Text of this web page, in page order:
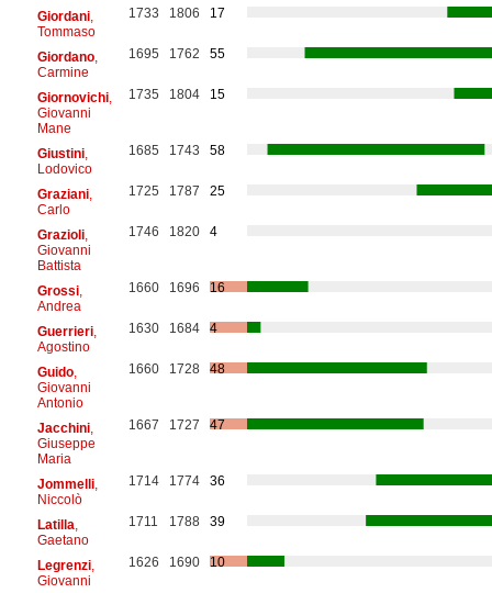
Giordani,
Tommaso
1733 1806 17
Giordano,
Carmine
1695 1762 55
Giornovichi,
Giovanni
Mane
1735 1804 15
Giustini,
Lodovico
1685 1743 58
Graziani,
Carlo
1725 1787 25
Grazioli,
Giovanni
Battista
1746 1820 4
Grossi,
Andrea
1660 1696 16
Guerrieri,
Agostino
1630 1684 4
Guido,
Giovanni
Antonio
1660 1728 48
Jacchini,
Giuseppe
Maria
1667 1727 47
Jommelli,
Niccolò
1714 1774 36
Latilla
Gaetano
1711 1788 39
Legrenzi,
Giovanni
1626 1690 10